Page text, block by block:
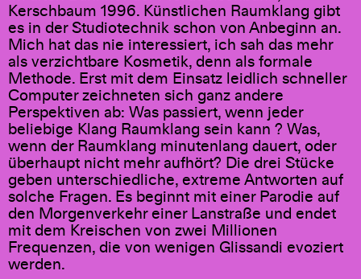
Kerschbaum 1996. Künstlichen Raumklang gibt
es in der Studiotechnik schon von Anbeginn an.
Mich hat das nie interessiert, ich sah das mehr
als verzichtbare Kosmetik, denn als formale
Methode. Erst mit dem Einsatz leidlich schneller
Computer zeichneten sich ganz andere
Perspektiven ab: Was passiert, wenn jeder
beliebige Klang Raumklang sein kann ? Was,
wenn der Raumklang minutenlang dauert, oder
überhaupt nicht mehr aufhört? Die drei Stücke
geben unterschiedliche, extreme Antworten auf
solche Fragen. Es beginnt mit einer Parodie auf
den Morgenverkehr einer Lanstraße und endet
mit dem Kreischen von zwei Millionen
Frequenzen, die von wenigen Glissandi evoziert
werden.